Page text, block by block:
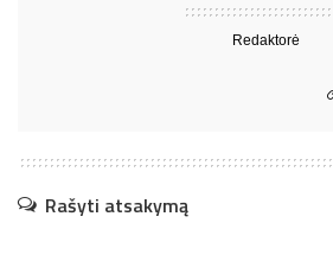
Redaktorė
Rašyti atsakymą